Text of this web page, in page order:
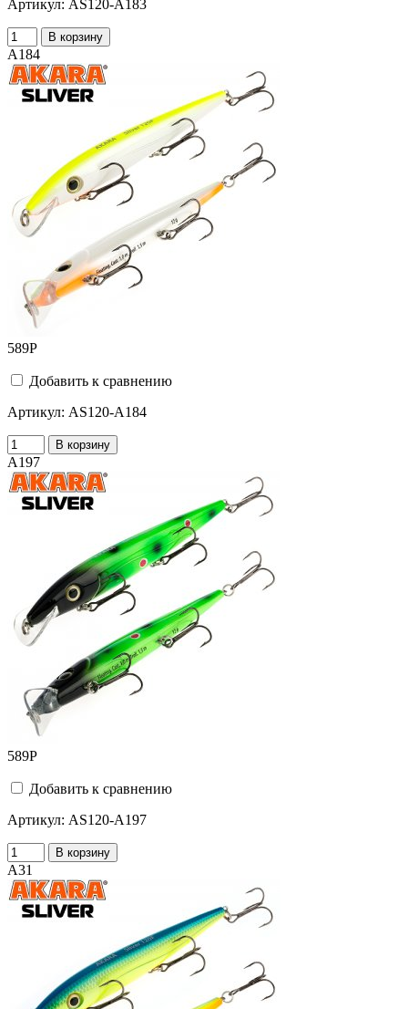
Артикул: AS120-A183
В корзину
A184
589Р
Добавить к сравнению
Артикул: AS120-A184
В корзину
A197
589Р
Добавить к сравнению
Артикул: AS120-A197
В корзину
A31